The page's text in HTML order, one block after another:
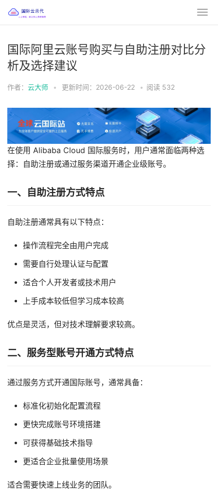
国际阿里云账号购买与自助注册对比分
析及选择建议
作者： 云大师 • 更新时间：2026-06-22 • 阅读 532
在使用 Alibaba Cloud 国际服务时，用户通常面临两种选
择：自助注册或通过服务渠道开通企业级账号。
一、自助注册方式特点
自助注册通常具有以下特点：
操作流程完全由用户完成
需要自行处理认证与配置
适合个人开发者或技术用户
上手成本较低但学习成本较高
优点是灵活，但对技术理解要求较高。
二、服务型账号开通方式特点
通过服务方式开通国际账号，通常具备：
标准化初始化配置流程
更快完成账号环境搭建
可获得基础技术指导
更适合企业批量使用场景
适合需要快速上线业务的团队。